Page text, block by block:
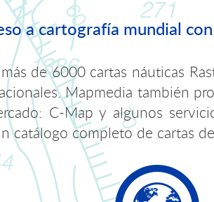
a cartografía mundial con
de 6000 cartas náuticas
Mapmedia también
C-Map y algunos
catálogo completo de cartas